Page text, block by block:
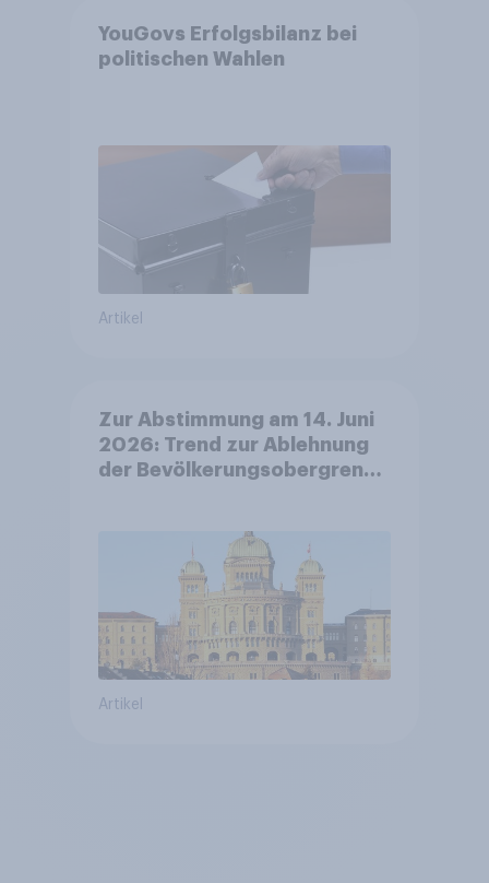
YouGovs Erfolgsbilanz bei
politischen Wahlen
Artikel
Zur Abstimmung am 14. Juni
2026: Trend zur Ablehnung
der Bevölkerungsobergrenze
Zivildienstgesetz sinken
Artikel